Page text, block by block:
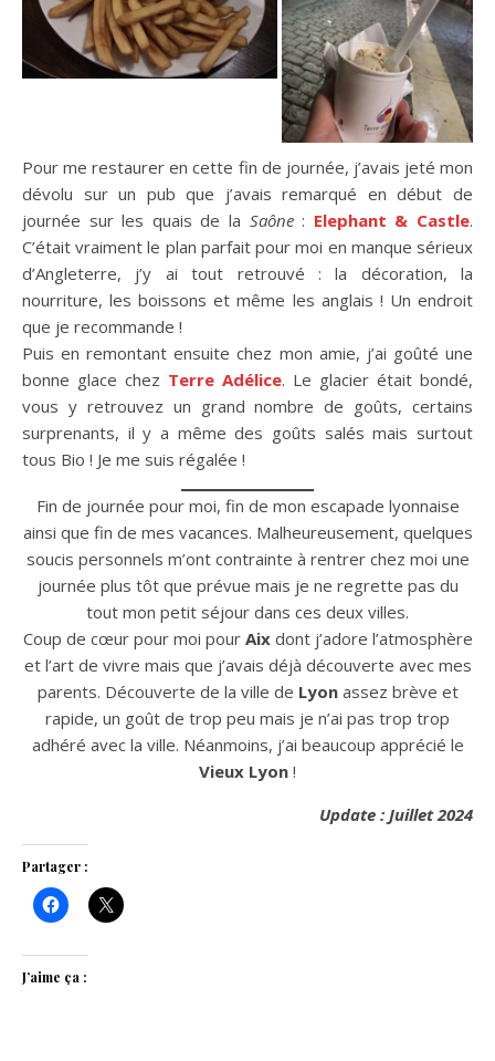
Pour me restaurer en cette fin de journée, j’avais jeté mon
dévolu sur un pub que j’avais remarqué en début de
journée sur les quais de la Saône: Elephant & Castle.
C’était vraiment le plan parfait pour moi en manque sérieux
d’Angleterre, j’y ai tout retrouvé : la décoration, la
nourriture, les boissons et même les anglais ! Un endroit
que je recommande !
Puis en remontant ensuite chez mon amie, j’ai goûté une
bonne glace chez Terre Adélice. Le glacier était bondé,
vous y retrouvez un grand nombre de goûts, certains
surprenants, il y a même des goûts salés mais surtout
tous Bio ! Je me suis régalée !
Fin de journée pour moi, fin de mon escapade lyonnaise
ainsi que fin de mes vacances. Malheureusement, quelques
soucis personnels m’ont contrainte à rentrer chez moi une
journée plus tôt que prévue mais je ne regrette pas du
tout mon petit séjour dans ces deux villes.
Coup de cœur pour moi pour Aixdont j’adore l’atmosphère
et l’art de vivre mais que j’avais déjà découverte avec mes
parents. Découverte de la ville de Lyonassez brève et
rapide, un goût de trop peu mais je n’ai pas trop trop
adhéré avec la ville. Néanmoins, j’ai beaucoup apprécié le
Vieux Lyon !
Update : Juillet 2024
Partager :
J’aime ça :